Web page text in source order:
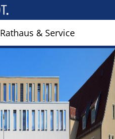
Rathaus & Service